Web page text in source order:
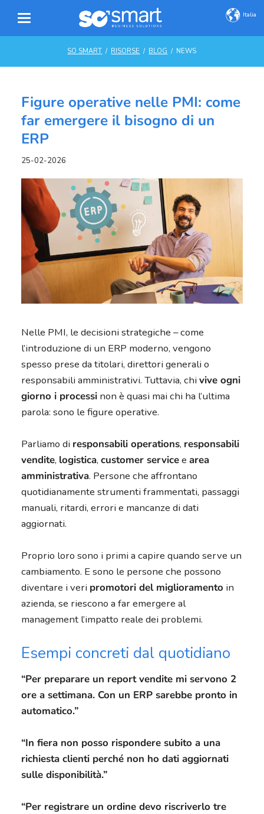
Italia
SO SMART RISORSE BLOG NEWS
Figure operative nelle PMI: come
far emergere il bisogno di un
ERP
25-02-2026
Nelle PMI, le decisioni strategiche – come
l’introduzione di un ERP moderno, vengono
spesso prese da titolari, direttori generali o
responsabili amministrativi. Tuttavia, chivive ogni
giorno i processinon è quasi mai chi ha l’ultima
parola: sono le figure operative.
Parliamo di responsabili operations, responsabili
vendite, logistica, customer servicee area
amministrativa. Persone che affrontano
quotidianamente strumenti frammentati, passaggi
manuali, ritardi, errori e mancanze di dati
aggiornati.
Proprio loro sono i primi a capire quando serve un
cambiamento. E sono le persone che possono
diventare i veri promotori del miglioramento in
azienda, se riescono a far emergere al
management l’impatto reale dei problemi.
Esempi concreti dal quotidiano
“Per preparare un report vendite mi servono 2
ore a settimana. Con un ERP sarebbe pronto in
automatico.”
“In fiera non posso rispondere subito a una
richiesta clienti perché non ho dati aggiornati
sulle disponibilità.”
“Per registrare un ordine devo riscriverlo tre